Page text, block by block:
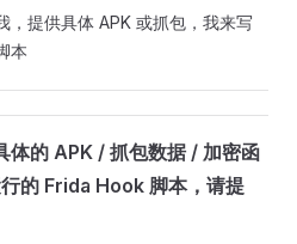
，提供具体 APK 或抓包，我来写
本
体的 APK / 抓包数据 / 加密函
的 Frida Hook 脚本，请提